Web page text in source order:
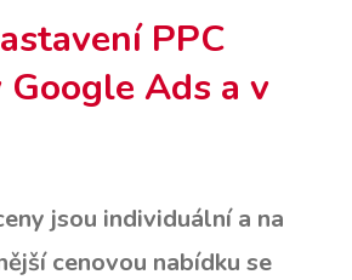
PPC
Ads a v
jsou individuální a na
cenovou nabídku se